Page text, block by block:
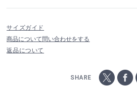
サイズガイド
商品について問い合わせをする
返品について
SHARE